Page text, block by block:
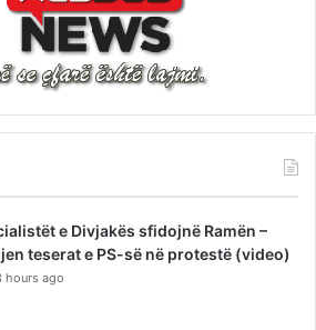
e Divjakës sfidojnë Ramën –
teserat e PS-së në protestë (video)
hours ago